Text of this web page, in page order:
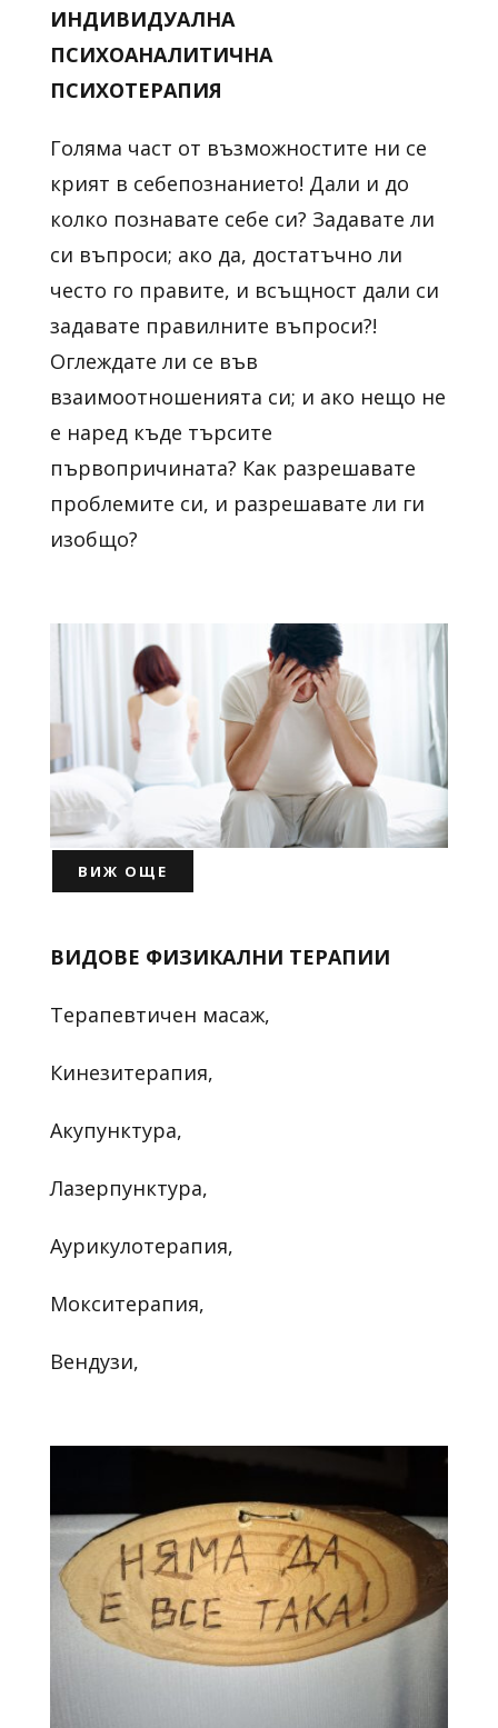
ИНДИВИДУАЛНА
ПСИХОАНАЛИТИЧНА
ПСИХОТЕРАПИЯ
Голяма част от възможностите ни се
крият в себепознанието! Дали и до
колко познавате себе си? Задавате ли
си въпроси; ако да, достатъчно ли
често го правите, и всъщност дали си
задавате правилните въпроси?!
Оглеждате ли се във
взаимоотношенията си; и ако нещо не
е наред къде търсите
първопричината? Как разрешавате
проблемите си, и разрешавате ли ги
изобщо?
ВИЖ ОЩЕ
ВИДОВЕ ФИЗИКАЛНИ ТЕРАПИИ
Терапевтичен масаж,
Кинезитерапия,
Акупунктура,
Лазерпунктура,
Аурикулотерапия,
Мокситерапия,
Вендузи,